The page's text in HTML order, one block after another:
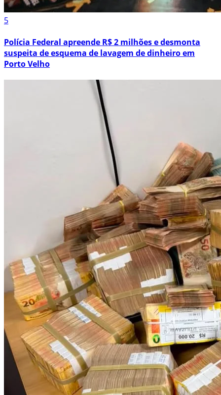
5
Polícia Federal apreende R$ 2 milhões e desmonta
suspeita de esquema de lavagem de dinheiro em
Porto Velho